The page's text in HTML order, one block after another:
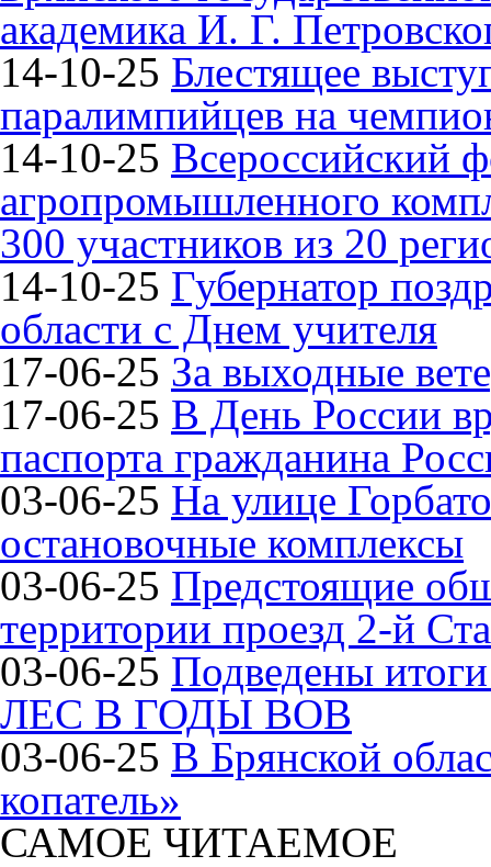
академика И. Г.
14-10-25 Блестящее
паралимпийцев на
14-10-25 Всероссийский
агропромышленного
300 участников из 20
14-10-25 Губернатор
области с Днем учителя
17-06-25 За выходные
17-06-25 В День России
паспорта гражданина
03-06-25 На улице
остановочные комплексы
03-06-25 Предстоящие
территории проезд 2-й
03-06-25 Подведены
ЛЕС В ГОДЫ ВОВ
03-06-25 В Брянской
копатель»
САМОЕ ЧИТАЕМОЕ